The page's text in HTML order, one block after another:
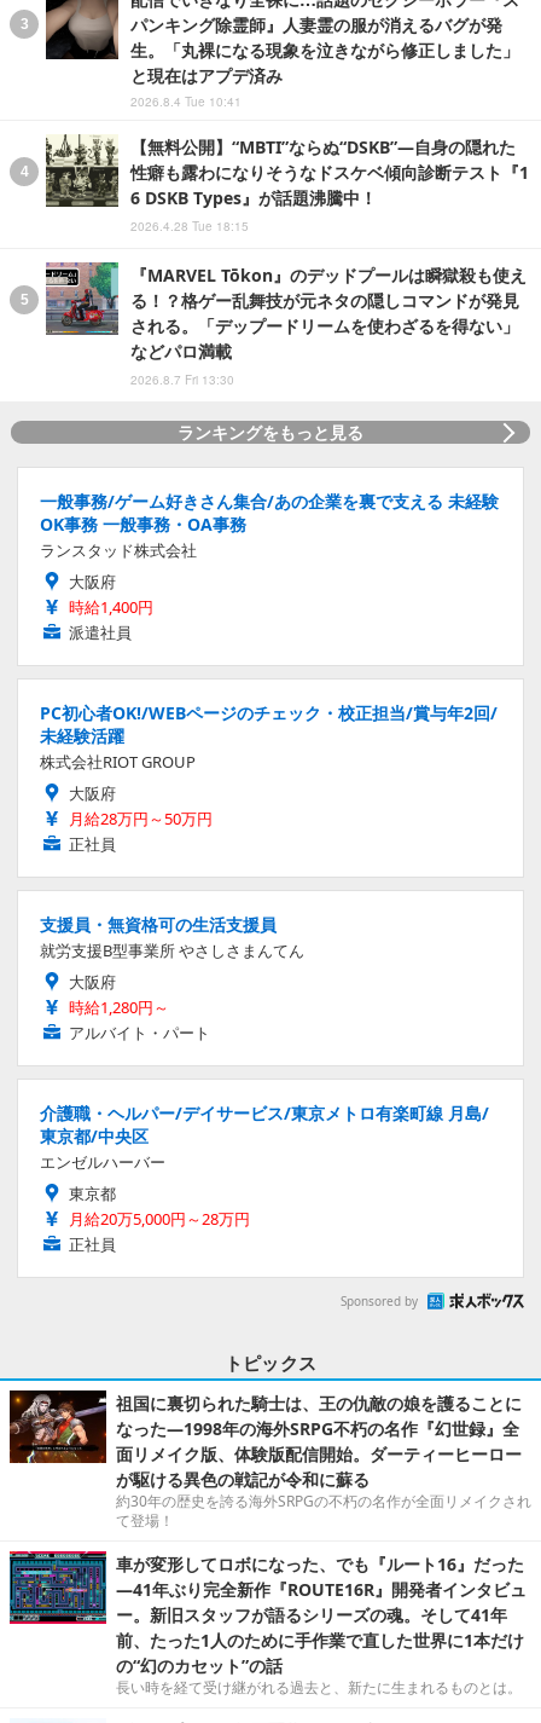
パンキング除霊師』人妻霊の服が消えるバグが発
生。「丸裸になる現象を泣きながら修正しました」
と現在はアプデ済み
2026.8.4 Tue 10:41
【無料公開】“MBTI”ならぬ“DSKB”―自身の隠れた
性癖も露わになりそうなドスケベ傾向診断テスト『1
6 DSKB Types』が話題沸騰中！
2026.4.28 Tue 18:15
『MARVEL Tōkon』のデッドプールは瞬獄殺も使え
る！？格ゲー乱舞技が元ネタの隠しコマンドが発見
される。「デップードリームを使わざるを得ない」
などパロ満載
2026.8.7 Fri 13:30
ランキングをもっと見る
一般事務/ゲーム好きさん集合/あの企業を裏で支える 未経験
OK事務 一般事務・OA事務
ランスタッド株式会社
大阪府
時給1,400円
派遣社員
PC初心者OK!/WEBページのチェック・校正担当/賞与年2回/
未経験活躍
株式会社RIOT GROUP
大阪府
月給28万円～50万円
正社員
支援員・無資格可の生活支援員
就労支援B型事業所 やさしさまんてん
大阪府
時給1,280円～
アルバイト・パート
介護職・ヘルパー/デイサービス/東京メトロ有楽町線 月島/
東京都/中央区
エンゼルハーバー
東京都
月給20万5,000円～28万円
正社員
Sponsored by
トピックス
祖国に裏切られた騎士は、王の仇敵の娘を護ることに
なった―1998年の海外SRPG不朽の名作『幻世録』全
面リメイク版、体験版配信開始。ダーティーヒーロー
が駆ける異色の戦記が令和に蘇る
約30年の歴史を誇る海外SRPGの不朽の名作が全面リメイクされ
て登場！
車が変形してロボになった、でも『ルート16』だった
―41年ぶり完全新作『ROUTE16R』開発者インタビュ
ー。新旧スタッフが語るシリーズの魂。そして41年
前、たった1人のために手作業で直した世界に1本だけ
の“幻のカセット”の話
長い時を経て受け継がれる過去と、新たに生まれるものとは。